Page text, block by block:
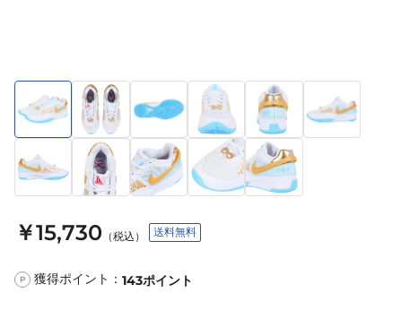
￥15,730 （税込） 送料無料
P 獲得ポイント： 143ポイント